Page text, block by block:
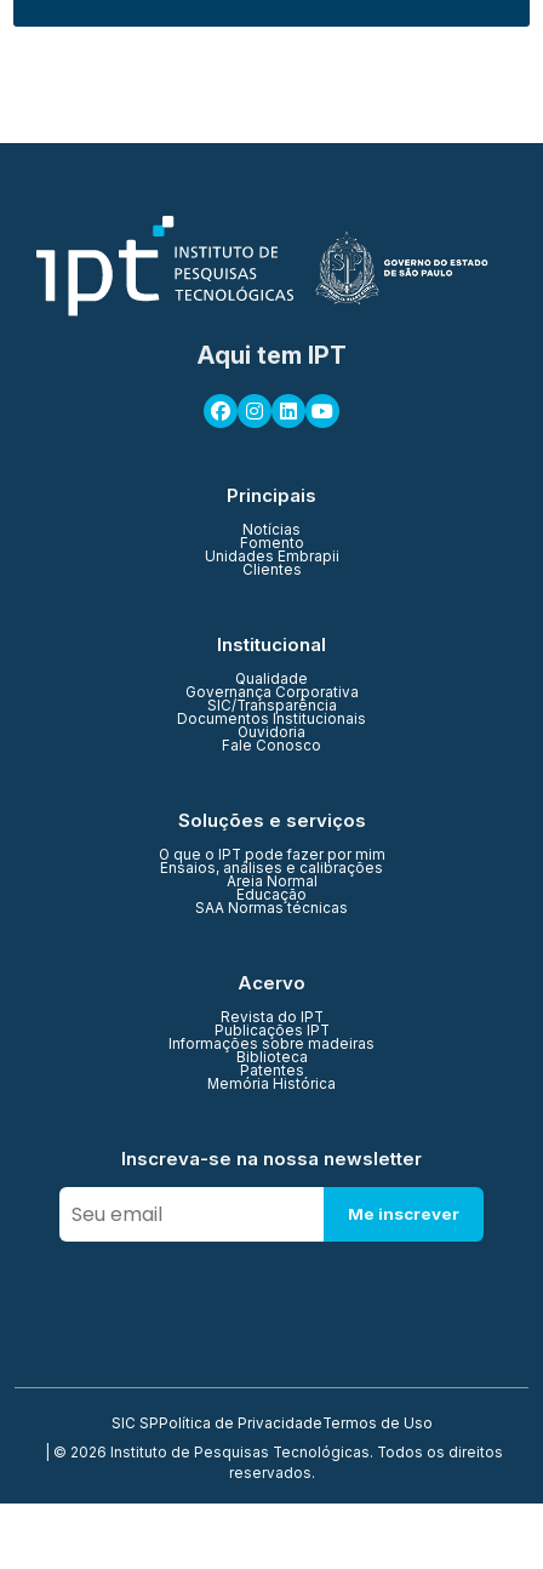
Aqui tem IPT
Principais
Notícias
Fomento
Unidades Embrapii
Clientes
Institucional
Qualidade
Governança Corporativa
SIC/Transparência
Documentos Institucionais
Ouvidoria
Fale Conosco
Soluções e serviços
O que o IPT pode fazer por mim
Ensaios, análises e calibrações
Areia Normal
Educação
SAA Normas técnicas
Acervo
Revista do IPT
Publicações IPT
Informações sobre madeiras
Biblioteca
Patentes
Memória Histórica
Inscreva-se na nossa newsletter
Me inscrever
SIC SP Política de PrivacidadeTermos de Uso
| © 2026 Instituto de Pesquisas Tecnológicas. Todos os direitos
reservados.